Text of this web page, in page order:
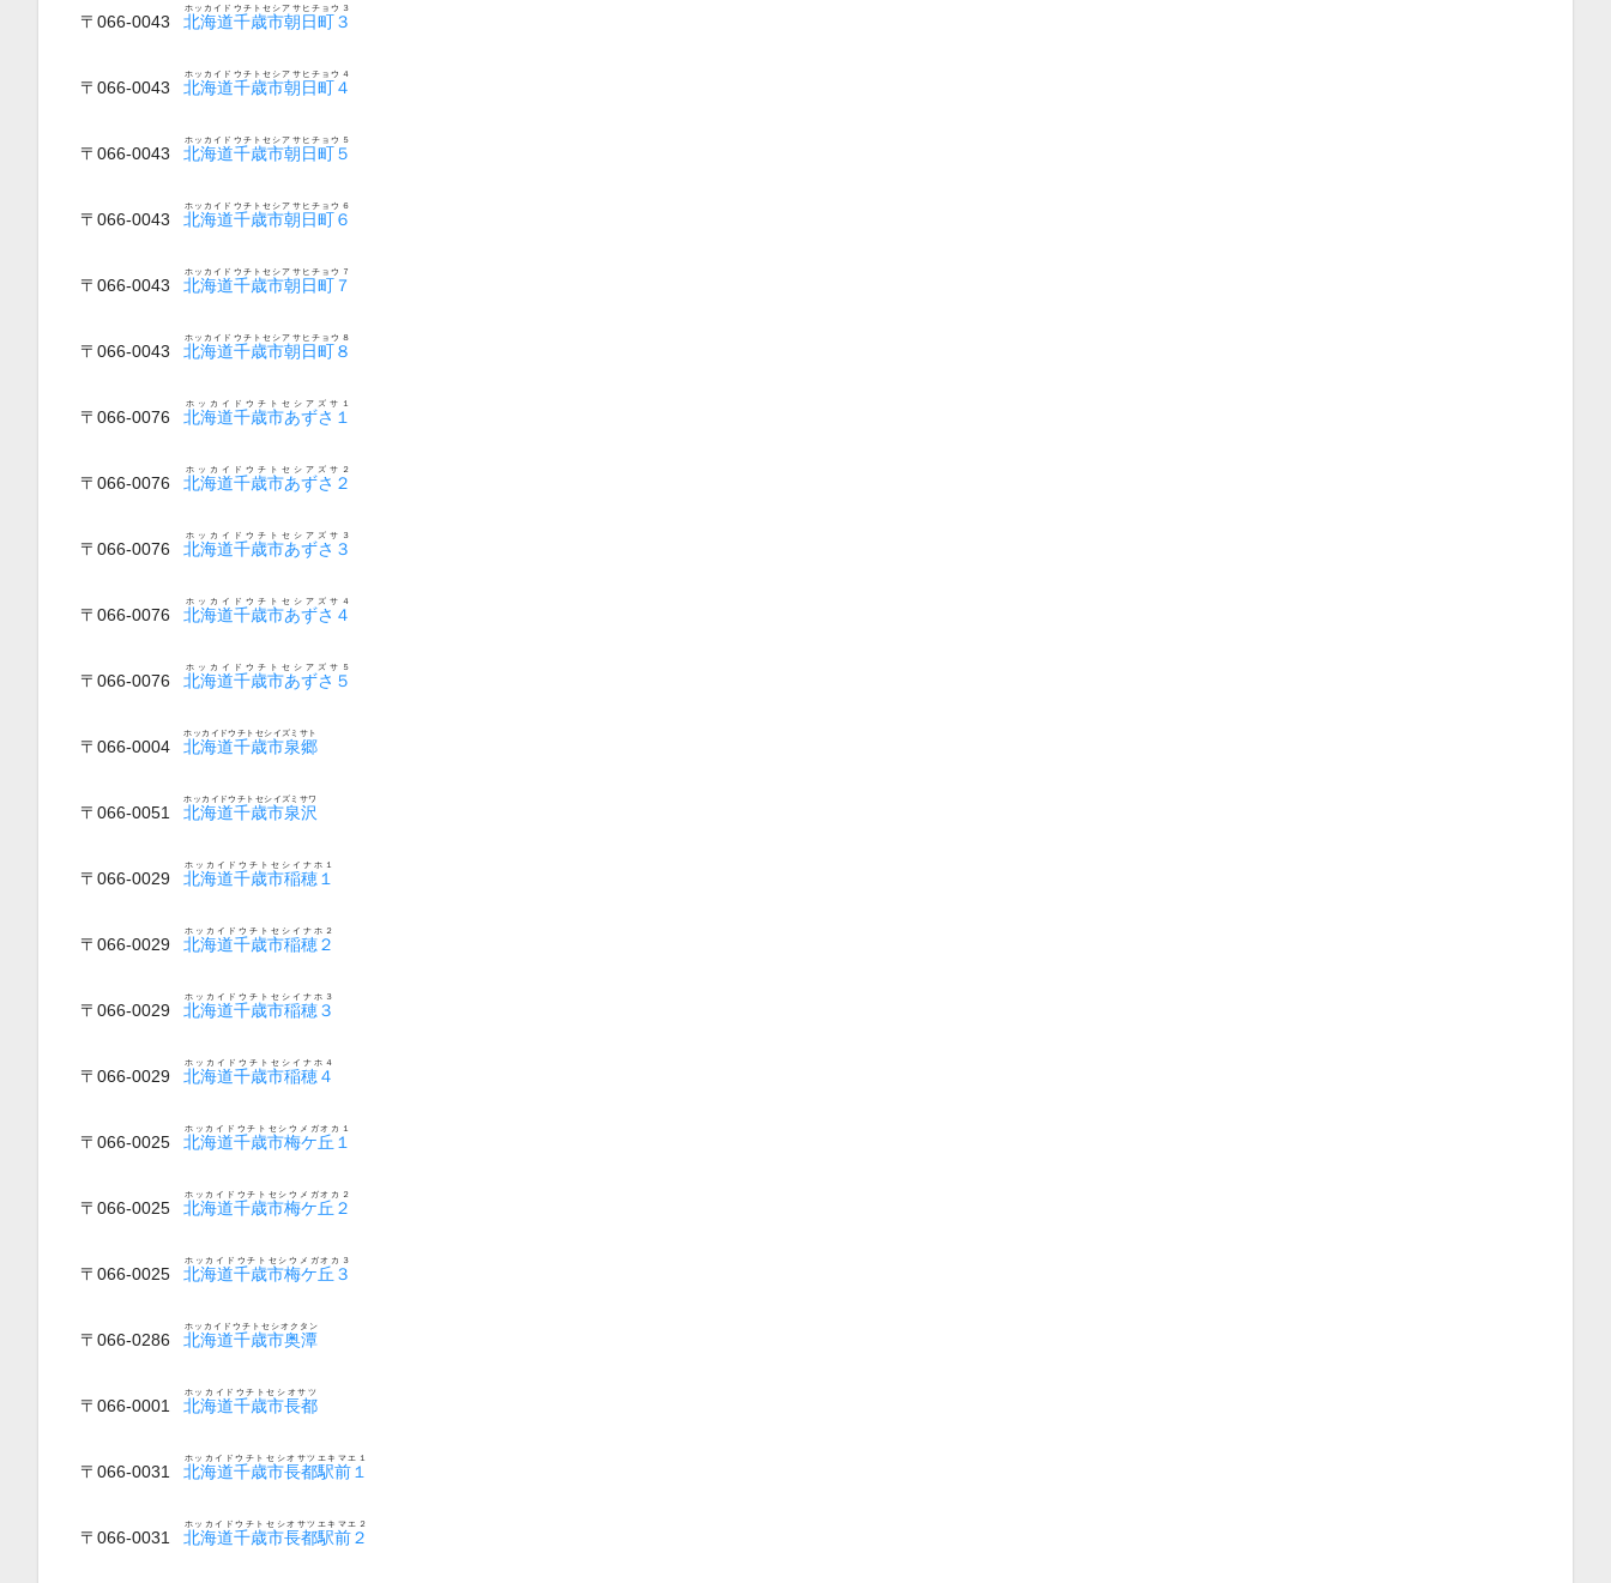
〒066-0043 北海道千歳市朝日町３
ホッカイドウチトセシアサヒチョウ３
〒066-0043 北海道千歳市朝日町４
ホッカイドウチトセシアサヒチョウ４
〒066-0043 北海道千歳市朝日町５
ホッカイドウチトセシアサヒチョウ５
〒066-0043 北海道千歳市朝日町６
ホッカイドウチトセシアサヒチョウ６
〒066-0043 北海道千歳市朝日町７
ホッカイドウチトセシアサヒチョウ７
〒066-0043 北海道千歳市朝日町８
ホッカイドウチトセシアサヒチョウ８
〒066-0076 北海道千歳市あずさ１
ホッカイドウチトセシアズサ１
〒066-0076 北海道千歳市あずさ２
ホッカイドウチトセシアズサ２
〒066-0076 北海道千歳市あずさ３
ホッカイドウチトセシアズサ３
〒066-0076 北海道千歳市あずさ４
ホッカイドウチトセシアズサ４
〒066-0076 北海道千歳市あずさ５
ホッカイドウチトセシアズサ５
〒066-0004 北海道千歳市泉郷
ホッカイドウチトセシイズミサト
〒066-0051 北海道千歳市泉沢
ホッカイドウチトセシイズミサワ
〒066-0029 北海道千歳市稲穂１
ホッカイドウチトセシイナホ１
〒066-0029 北海道千歳市稲穂２
ホッカイドウチトセシイナホ２
〒066-0029 北海道千歳市稲穂３
ホッカイドウチトセシイナホ３
〒066-0029 北海道千歳市稲穂４
ホッカイドウチトセシイナホ４
〒066-0025 北海道千歳市梅ケ丘１
ホッカイドウチトセシウメガオカ１
〒066-0025 北海道千歳市梅ケ丘２
ホッカイドウチトセシウメガオカ２
〒066-0025 北海道千歳市梅ケ丘３
ホッカイドウチトセシウメガオカ３
〒066-0286 北海道千歳市奥潭
ホッカイドウチトセシオクタン
〒066-0001 北海道千歳市長都
ホッカイドウチトセシオサツ
〒066-0031 北海道千歳市長都駅前１
ホッカイドウチトセシオサツエキマエ１
〒066-0031 北海道千歳市長都駅前２
ホッカイドウチトセシオサツエキマエ２